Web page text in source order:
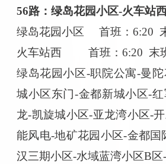
56路：绿岛花园小区-火车站
绿岛花园小区
首班： 6:20
火车站西
首班： 6:20 末
绿岛花园小区-职院公寓-曼
城小区东门-金都新城小区-
龙-凯旋城小区-亚龙湾小区-
能风电-地矿花园小区-金都国
汉三期小区-水域蓝湾小区B